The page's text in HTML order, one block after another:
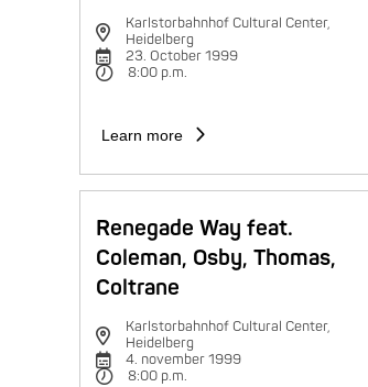
Karlstorbahnhof Cultural Center,
Heidelberg
23. October 1999
8:00 p.m.
Learn more
Renegade Way feat.
Coleman, Osby, Thomas,
Coltrane
Karlstorbahnhof Cultural Center,
Heidelberg
4. november 1999
8:00 p.m.